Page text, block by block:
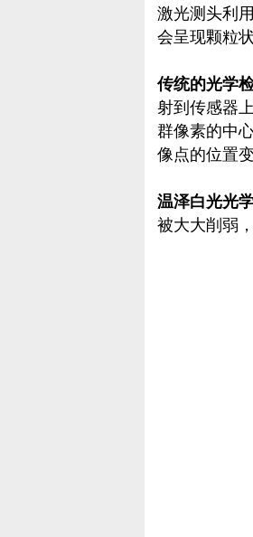
激光测头利
会呈现颗粒
传统的光学
射到传感器
群像素的中
像点的位置
温泽白光光
被大大削弱